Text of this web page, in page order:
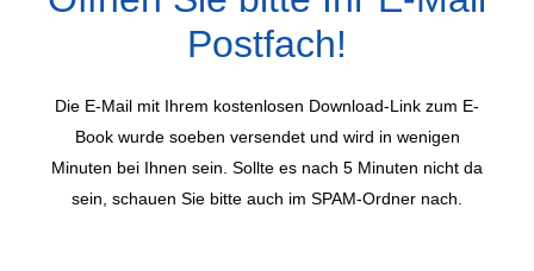
Postfach!
Die E-Mail mit Ihrem kostenlosen Download-Link zum E-
Bookwurde soeben versendet und wird in wenigen
Minuten bei Ihnen sein. Sollte es nach 5 Minuten nicht da
sein, schauen Sie bitte auch im SPAM-Ordner nach.